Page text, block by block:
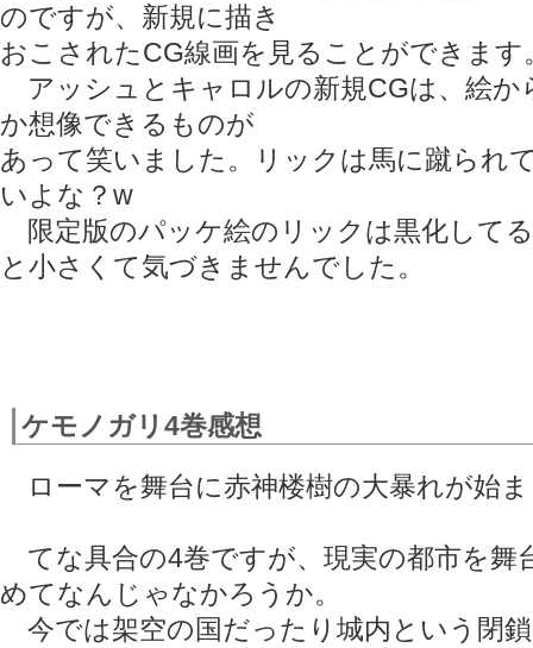
のですが、新規に描き
おこされたCG線画を見ることができます
アッシュとキャロルの新規CGは、絵か
か想像できるものが
あって笑いました。リックは馬に蹴られ
いよな？w
限定版のパッケ絵のリックは黒化して
と小さくて気づきませんでした。
ケモノガリ4巻感想
ローマを舞台に赤神楼樹の大暴れが始
てな具合の4巻ですが、現実の都市を舞
めてなんじゃなかろうか。
今では架空の国だったり城内という閉